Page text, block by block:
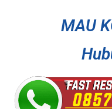
MAU